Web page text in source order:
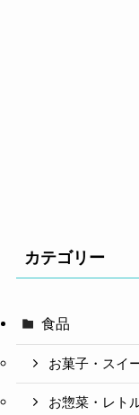
カテゴリー
食品
お菓子・スイ
お惣菜・レト